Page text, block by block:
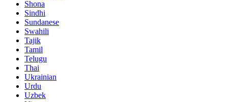
Shona
Sindhi
Sundanese
Swahili
Tajik
Tamil
Telugu
Thai
Ukrainian
Urdu
Uzbek